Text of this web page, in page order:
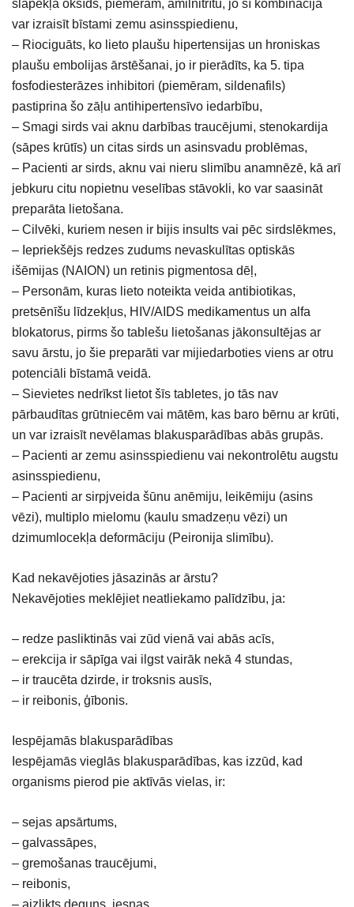
slāpekļa oksīds, piemēram, amilnitrītu, jo šī kombinācija
var izraisīt bīstami zemu asinsspiedienu,
– Riociguāts, ko lieto plaušu hipertensijas un hroniskas
plaušu embolijas ārstēšanai, jo ir pierādīts, ka 5. tipa
fosfodiesterāzes inhibitori (piemēram, sildenafils)
pastiprina šo zāļu antihipertensīvo iedarbību,
– Smagi sirds vai aknu darbības traucējumi, stenokardija
(sāpes krūtīs) un citas sirds un asinsvadu problēmas,
– Pacienti ar sirds, aknu vai nieru slimību anamnēzē, kā arī
jebkuru citu nopietnu veselības stāvokli, ko var saasināt
preparāta lietošana.
– Cilvēki, kuriem nesen ir bijis insults vai pēc sirdslēkmes,
– Iepriekšējs redzes zudums nevaskulītas optiskās
išēmijas (NAION) un retinis pigmentosa dēļ,
– Personām, kuras lieto noteikta veida antibiotikas,
pretsēnīšu līdzekļus, HIV/AIDS medikamentus un alfa
blokatorus, pirms šo tablešu lietošanas jākonsultējas ar
savu ārstu, jo šie preparāti var mijiedarboties viens ar otru
potenciāli bīstamā veidā.
– Sievietes nedrīkst lietot šīs tabletes, jo tās nav
pārbaudītas grūtniecēm vai mātēm, kas baro bērnu ar krūti,
un var izraisīt nevēlamas blakusparādības abās grupās.
– Pacienti ar zemu asinsspiedienu vai nekontrolētu augstu
asinsspiedienu,
– Pacienti ar sirpjveida šūnu anēmiju, leikēmiju (asins
vēzi), multiplo mielomu (kaulu smadzeņu vēzi) un
dzimumlocekļa deformāciju (Peironija slimību).
Kad nekavējoties jāsazinās ar ārstu?
Nekavējoties meklējiet neatliekamo palīdzību, ja:
– redze pasliktinās vai zūd vienā vai abās acīs,
– erekcija ir sāpīga vai ilgst vairāk nekā 4 stundas,
– ir traucēta dzirde, ir troksnis ausīs,
– ir reibonis, ģībonis.
Iespējamās blakusparādības
Iespējamās vieglās blakusparādības, kas izzūd, kad
organisms pierod pie aktīvās vielas, ir:
– sejas apsārtums,
– galvassāpes,
– gremošanas traucējumi,
– reibonis,
– aizlikts deguns, iesnas,